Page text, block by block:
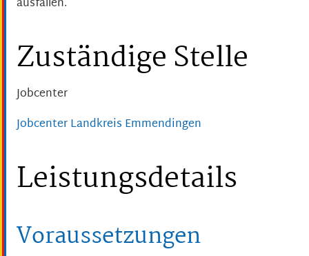
Zuständige Stelle
Jobcenter
Jobcenter Landkreis Emmendingen
Leistungsdetails
Voraussetzungen